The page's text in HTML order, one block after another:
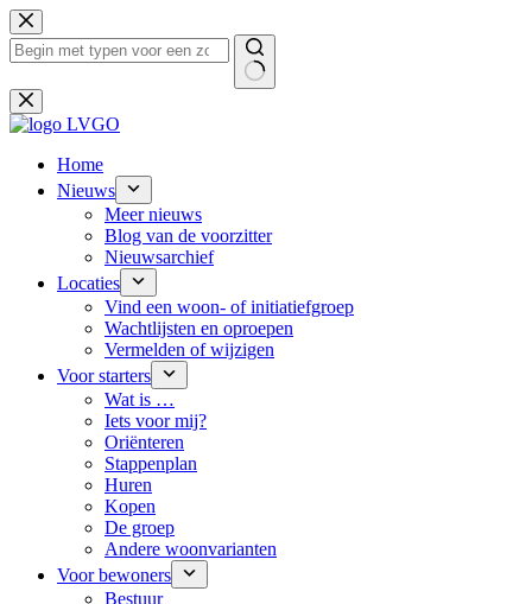
Ga
naar
de
Geen
resultaten
Home
Nieuws
Meer nieuws
Blog van de voorzitter
Nieuwsarchief
Locaties
Vind een woon- of initiatiefgroep
Wachtlijsten en oproepen
Vermelden of wijzigen
Voor starters
Wat is …
Iets voor mij?
Oriënteren
Stappenplan
Huren
Kopen
De groep
Andere woonvarianten
Voor bewoners
Bestuur